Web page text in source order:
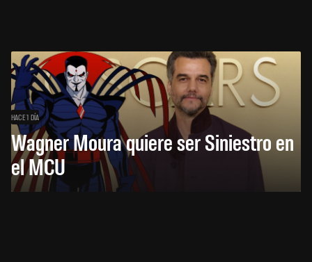
HACE 1 DÍA
Wagner Moura quiere ser Siniestro en
el MCU